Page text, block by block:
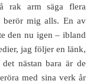
rak arm säga flera
berör mig alls. En av
den nu igen – ibland
jag följer en länk,
nästan bara är de
med sina verk år